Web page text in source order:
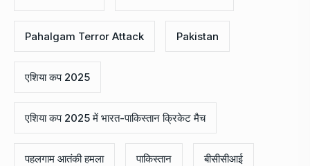
Pahalgam Terror Attack Pakistan
एशिया कप 2025
एशिया कप 2025 में भारत-पाकिस्तान क्रिकेट मैच
पहलगाम आतंकी हमला पाकिस्तान बीसीसीआई